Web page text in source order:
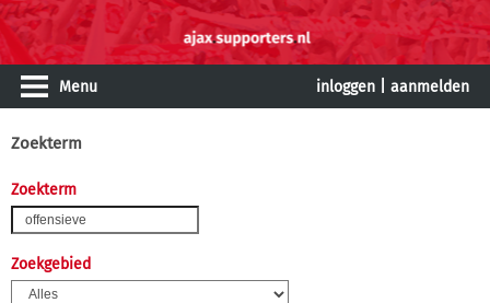
Menu inloggen aanmelden
Zoekterm
Zoekterm
Zoekgebied